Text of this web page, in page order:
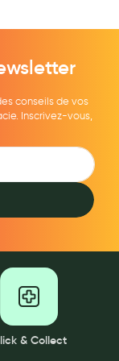
conseils de vos
Inscrivez-vous,
& Collect